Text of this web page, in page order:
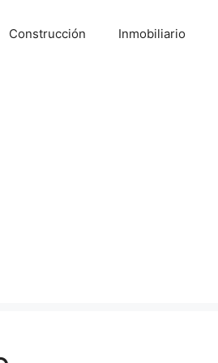
Construcción Inmobiliario